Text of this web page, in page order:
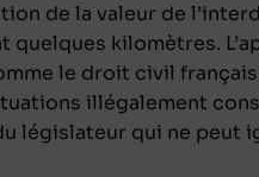
de la valeur de
quelques kilomètres.
le droit civil
illégalement
législateur qui ne peut